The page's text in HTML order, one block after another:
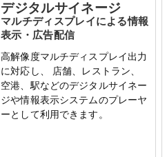
デジタルサイネージ
マルチディスプレイによる情報
表示・広告配信
高解像度マルチディスプレイ出力
に対応し、 店舗、レストラン、
空港、駅などのデジタルサイネー
ジや情報表示システムのプレーヤ
ーとして利用できます。